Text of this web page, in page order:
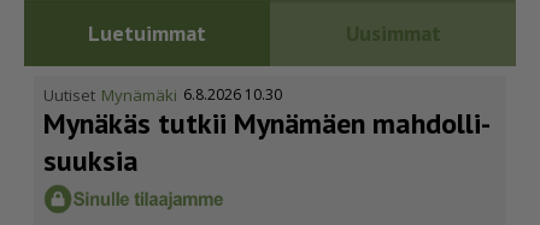
Luetuimmat Uusimmat
Uutiset Mynämäki 6.8.2026 10.30
Mynäkäs tutkii Mynämäen mahdol­li­
suuksia